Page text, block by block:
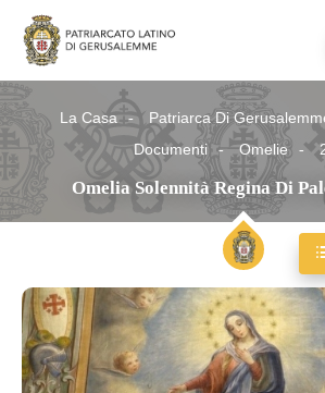
La Casa
Patriarca Di
Documenti
Omelie
Omelia Solennità Regina Di